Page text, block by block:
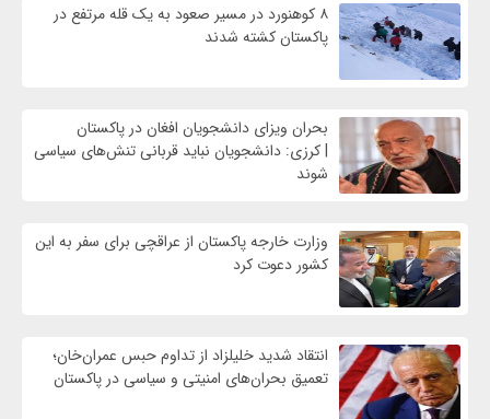
۸ کوهنورد در مسیر صعود به یک قله مرتفع در
پاکستان کشته شدند
بحران ویزای دانشجویان افغان در پاکستان
| کرزی: دانشجویان نباید قربانی تنش‌های سیاسی
شوند
وزارت خارجه پاکستان از عراقچی برای سفر به این
کشور دعوت کرد
انتقاد شدید خلیلزاد از تداوم حبس عمران‌خان؛
تعمیق بحران‌های امنیتی و سیاسی در پاکستان